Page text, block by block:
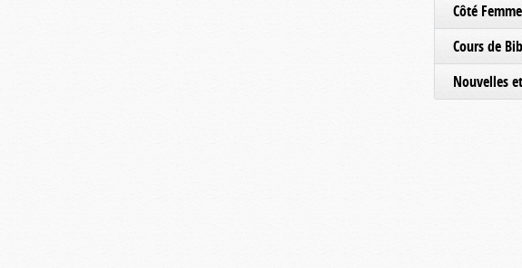
Côté Femme
Cours de
Nouvelles